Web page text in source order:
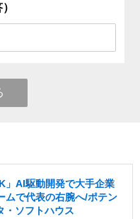
」AI駆動開発で大手企業
ムで代表の右腕へ/ポテン
・ソフトハウス